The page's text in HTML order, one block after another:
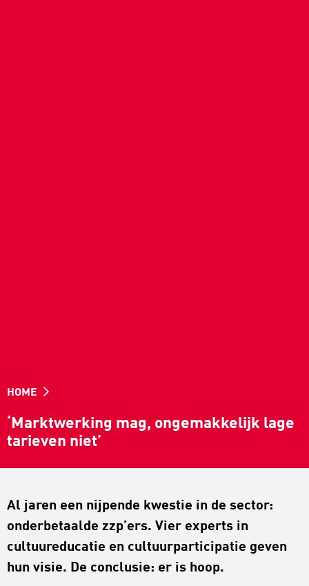
HOME
‘Marktwerking mag, ongemakkelijk lage
tarieven niet’
Al jaren een nijpende kwestie in de sector:
onderbetaalde zzp’ers. Vier experts in
cultuureducatie en cultuurparticipatie geven
hun visie. De conclusie: er is hoop.